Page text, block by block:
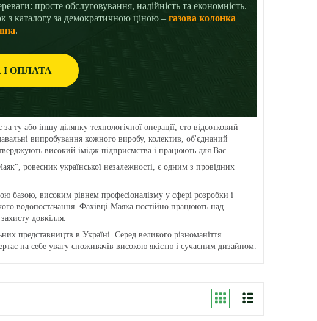
просте обслуговування, надійність та економність.
з каталогу за демократичною ціною – газова колонка
.
ОПЛАТА
ту або іншу ділянку технологічної операції, сто відсотковий
випробування кожного виробу, колектив, об'єднаний
високий імідж підприємства і працюють для Вас.
ровесник української незалежності, є одним з провідних
базою, високим рівнем професіоналізму у сфері розробки і
водопостачання. Фахівці Маяка постійно працюють над
довкілля.
представництв в Україні. Серед великого різноманіття
на себе увагу споживачів високою якістю і сучасним дизайном.